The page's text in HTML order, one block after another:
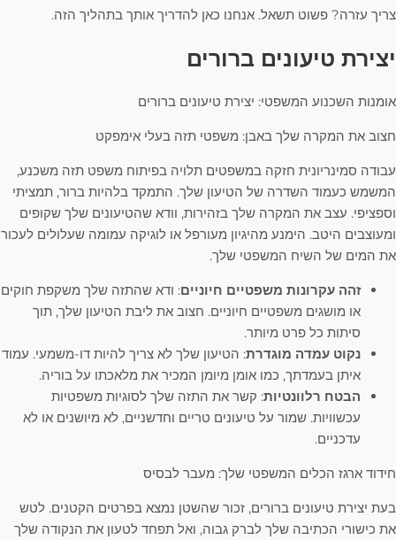
צריך עזרה? פשוט תשאל. אנחנו כאן להדריך אותך בתהליך הזה.
יצירת טיעונים ברורים
אומנות השכנוע המשפטי: יצירת טיעונים ברורים
חצוב את המקרה שלך באבן: משפטי תזה בעלי אימפקט
עבודה סמינריונית חזקה במשפטים תלויה בפיתוח משפט תזה משכנע,
המשמש כעמוד השדרה של הטיעון שלך. התמקד בלהיות ברור, תמציתי
וספציפי. עצב את המקרה שלך בזהירות, וודא שהטיעונים שלך שקופים
ומעוצבים היטב. הימנע מהיגיון מעורפל או לוגיקה עמומה שעלולים לעכור
את המים של השיח המשפטי שלך.
זהה עקרונות משפטיים חיוניים: ודא שהתזה שלך משקפת חוקים
או מושגים משפטיים חיוניים. חצוב את ליבת הטיעון שלך, תוך
סיתות כל פרט מיותר.
נקוט עמדה מוגדרת: הטיעון שלך לא צריך להיות דו-משמעי. עמוד
איתן בעמדתך, כמו אומן מיומן המכיר את מלאכתו על בוריה.
הבטח רלוונטיות: קשר את התזה שלך לסוגיות משפטיות
עכשוויות. שמור על טיעונים טריים וחדשניים, לא מיושנים או לא
עדכניים.
חידוד ארגז הכלים המשפטי שלך: מעבר לבסיס
בעת יצירת טיעונים ברורים, זכור שהשטן נמצא בפרטים הקטנים. לטש
את כישורי הכתיבה שלך לברק גבוה, ואל תפחד לטעון את הנקודה שלך